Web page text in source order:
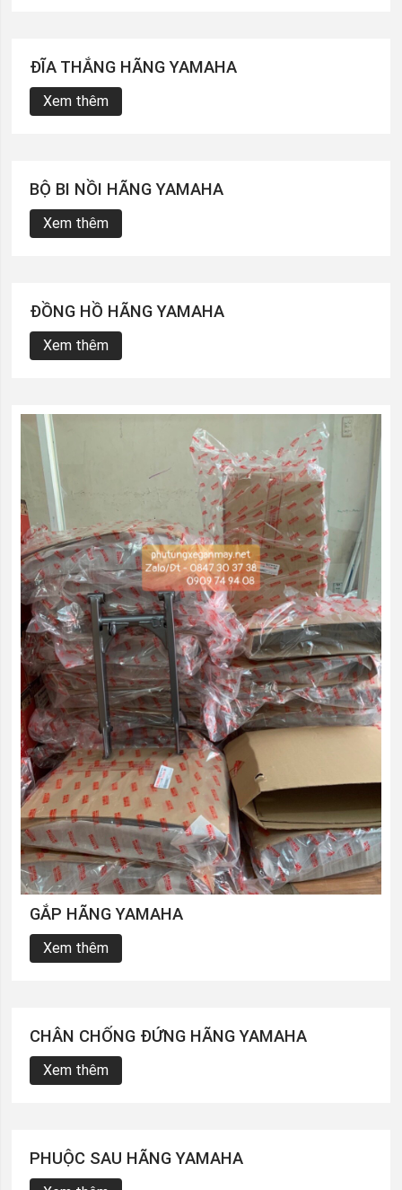
ĐĨA THẮNG HÃNG YAMAHA
Xem thêm
BỘ BI NỒI HÃNG YAMAHA
Xem thêm
ĐỒNG HỒ HÃNG YAMAHA
Xem thêm
GẮP HÃNG YAMAHA
Xem thêm
CHÂN CHỐNG ĐỨNG HÃNG YAMAHA
Xem thêm
PHUỘC SAU HÃNG YAMAHA